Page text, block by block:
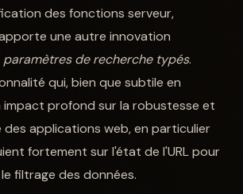
des fonctions serveur,
une autre innovation
paramètres de recherche typés.
qui, bien que subtile en
impact profond sur la robustesse et
des applications web, en particulier
fortement sur l'état de l'URL pour
filtrage des données.